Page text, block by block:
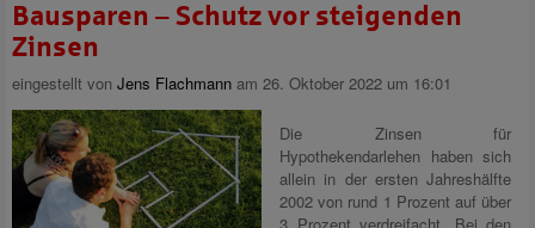
Bausparen – Schutz vor steigenden
Zinsen
eingestellt von Jens Flachmann am 26. Oktober 2022 um 16:01
Die Zinsen für
Hypothekendarlehen haben sich
allein in der ersten Jahreshälfte
2002 von rund 1 Prozent auf über